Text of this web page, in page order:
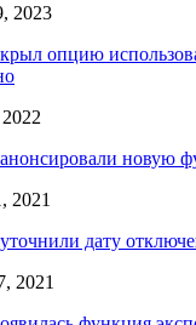
2023
опцию
новую
2021
дату
2021